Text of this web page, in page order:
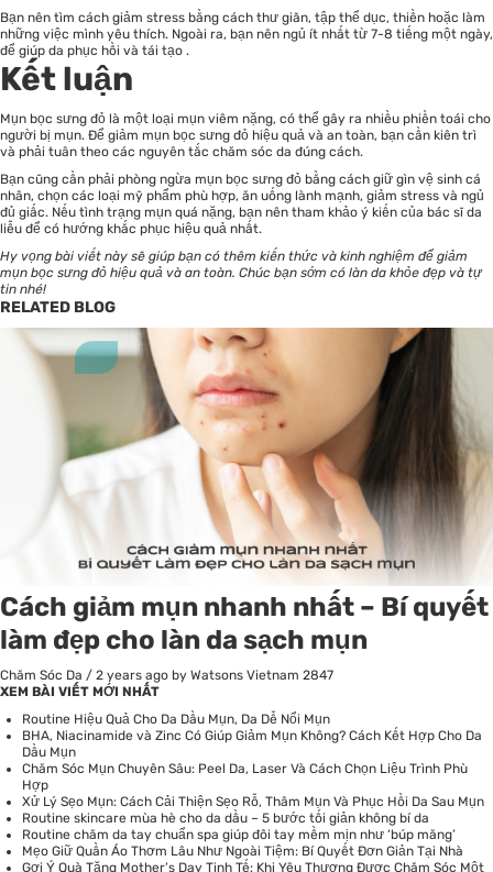
Bạn nên tìm cách giảm stress bằng cách thư giãn, tập thể dục, thiền hoặc làm
những việc mình yêu thích. Ngoài ra, bạn nên ngủ ít nhất từ 7-8 tiếng một ngày,
để giúp da phục hồi và tái tạo .
Kết luận
Mụn bọc sưng đỏ là một loại mụn viêm nặng, có thể gây ra nhiều phiền toái cho
người bị mụn. Để giảm mụn bọc sưng đỏ hiệu quả và an toàn, bạn cần kiên trì
và phải tuân theo các nguyên tắc chăm sóc da đúng cách.
Bạn cũng cần phải phòng ngừa mụn bọc sưng đỏ bằng cách giữ gìn vệ sinh cá
nhân, chọn các loại mỹ phẩm phù hợp, ăn uống lành mạnh, giảm stress và ngủ
đủ giấc. Nếu tình trạng mụn quá nặng, bạn nên tham khảo ý kiến của bác sĩ da
liễu để có hướng khắc phục hiệu quả nhất.
Hy vọng bài viết này sẽ giúp bạn có thêm kiến thức và kinh nghiệm để giảm
mụn bọc sưng đỏ hiệu quả và an toàn. Chúc bạn sớm có làn da khỏe đẹp và tự
tin nhé!
RELATED BLOG
Cách giảm mụn nhanh nhất – Bí quyết
làm đẹp cho làn da sạch mụn
Chăm Sóc Da / 2 years ago by Watsons Vietnam 2847
XEM BÀI VIẾT MỚI NHẤT
Routine Hiệu Quả Cho Da Dầu Mụn, Da Dễ Nổi Mụn
BHA, Niacinamide và Zinc Có Giúp Giảm Mụn Không? Cách Kết Hợp Cho Da
Dầu Mụn
Chăm Sóc Mụn Chuyên Sâu: Peel Da, Laser Và Cách Chọn Liệu Trình Phù
Hợp
Xử Lý Sẹo Mụn: Cách Cải Thiện Sẹo Rỗ, Thâm Mụn Và Phục Hồi Da Sau Mụn
Routine skincare mùa hè cho da dầu – 5 bước tối giản không bí da
Routine chăm da tay chuẩn spa giúp đôi tay mềm mịn như ‘búp măng’
Mẹo Giữ Quần Áo Thơm Lâu Như Ngoài Tiệm: Bí Quyết Đơn Giản Tại Nhà
Gợi Ý Quà Tặng Mother’s Day Tinh Tế: Khi Yêu Thương Được Chăm Sóc Một